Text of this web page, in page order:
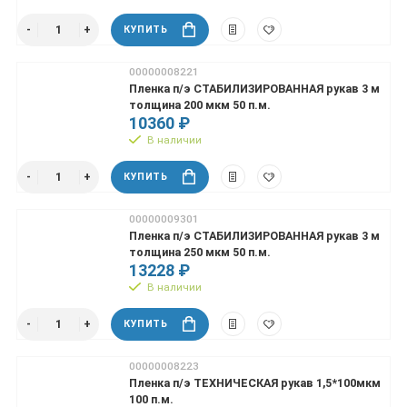
КУПИТЬ
00000008221
Пленка п/э СТАБИЛИЗИРОВАННАЯ рукав 3 м
толщина 200 мкм 50 п.м.
10360 ₽
В наличии
КУПИТЬ
00000009301
Пленка п/э СТАБИЛИЗИРОВАННАЯ рукав 3 м
толщина 250 мкм 50 п.м.
13228 ₽
В наличии
КУПИТЬ
00000008223
Пленка п/э ТЕХНИЧЕСКАЯ рукав 1,5*100мкм
100 п.м.